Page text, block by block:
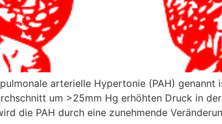
arterielle Hypertonie (PAH)
um >25mm Hg erhöhten Druck in
die PAH durch eine zunehmende